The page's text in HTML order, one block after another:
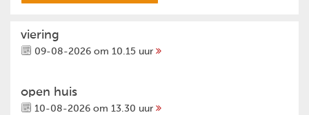
viering
09-08-2026 om 10.15 uur
open huis
10-08-2026 om 13.30 uur